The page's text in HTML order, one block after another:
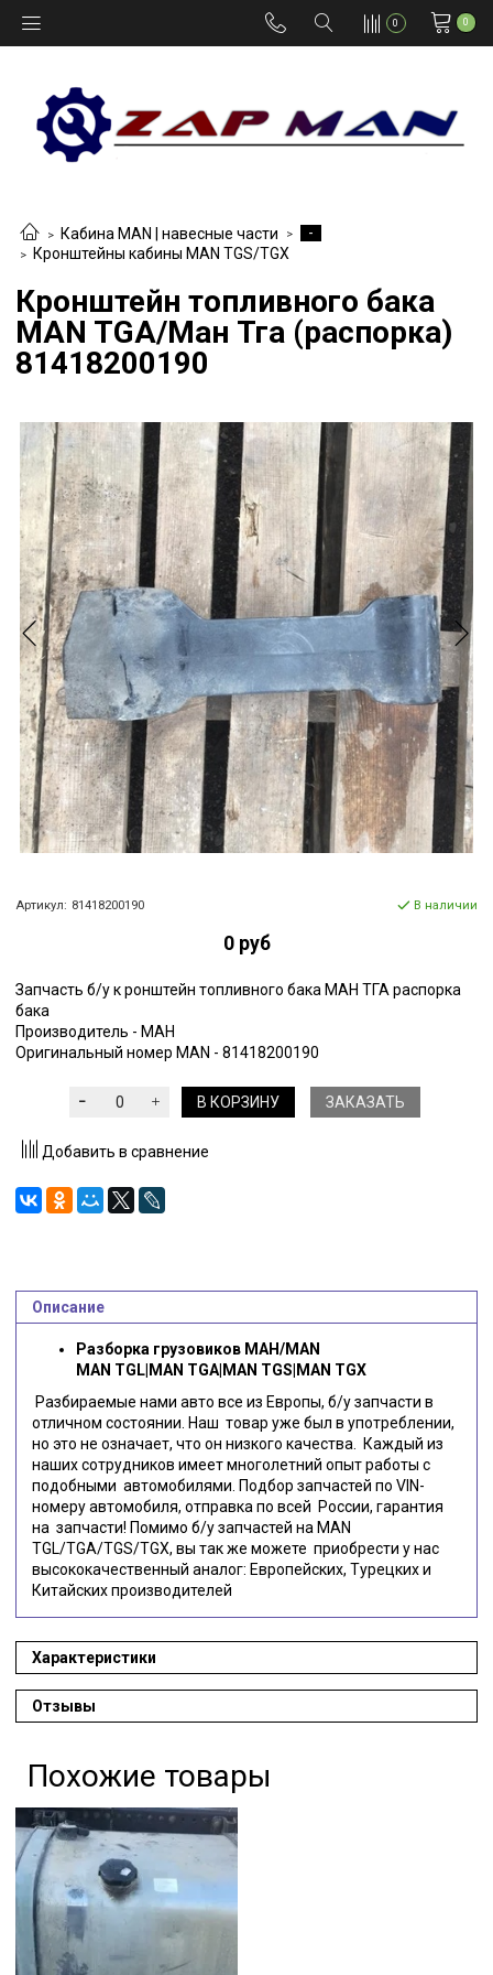
0 0
Кабина MAN | навесные части
-
Кронштейны кабины MAN TGS/TGX
Кронштейн топливного бака
MAN TGA/Ман Тга (распорка)
81418200190
Артикул: 81418200190 В наличии
0 руб
Запчасть б/у к ронштейн топливного бака МАН ТГА распорка
бака
Производитель - МАН
Оригинальный номер MAN - 81418200190
В КОРЗИНУ ЗАКАЗАТЬ
Добавить в сравнение
Описание
Разборка грузовиков МАН/MAN
MAN TGL|MAN TGA|MAN TGS|MAN TGX
Разбираемые нами авто все из Европы, б/у запчасти в
отличном состоянии. Наш товар уже был в употреблении,
но это не означает, что он низкого качества. Каждый из
наших сотрудников имеет многолетний опыт работы с
подобными автомобилями. Подбор запчастей по VIN-
номеру автомобиля, отправка по всей России, гарантия
на запчасти! Помимо б/у запчастей на MAN
TGL/TGA/TGS/TGX, вы так же можете приобрести у нас
высококачественный аналог: Европейских, Турецких и
Китайских производителей
Характеристики
Отзывы
Похожие товары